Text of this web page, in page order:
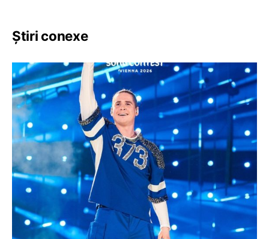
Știri conexe